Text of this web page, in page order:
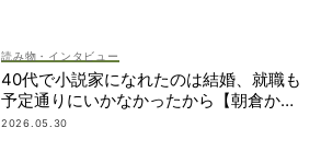
読み物・インタビュー
40代で小説家になれたのは結婚、就職も
予定通りにいかなかったから【朝倉かす
みさん】
2026.05.30